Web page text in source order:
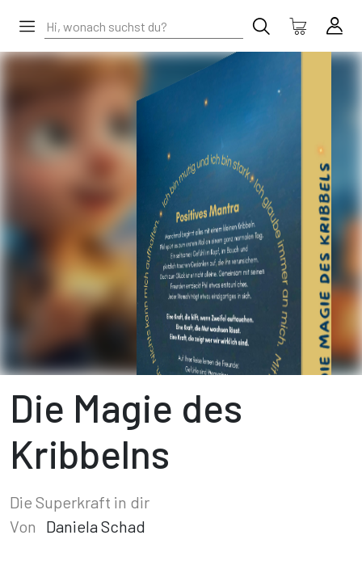
Die Magie des
Kribbelns
Die Superkraft in dir
Von
Daniela Schad